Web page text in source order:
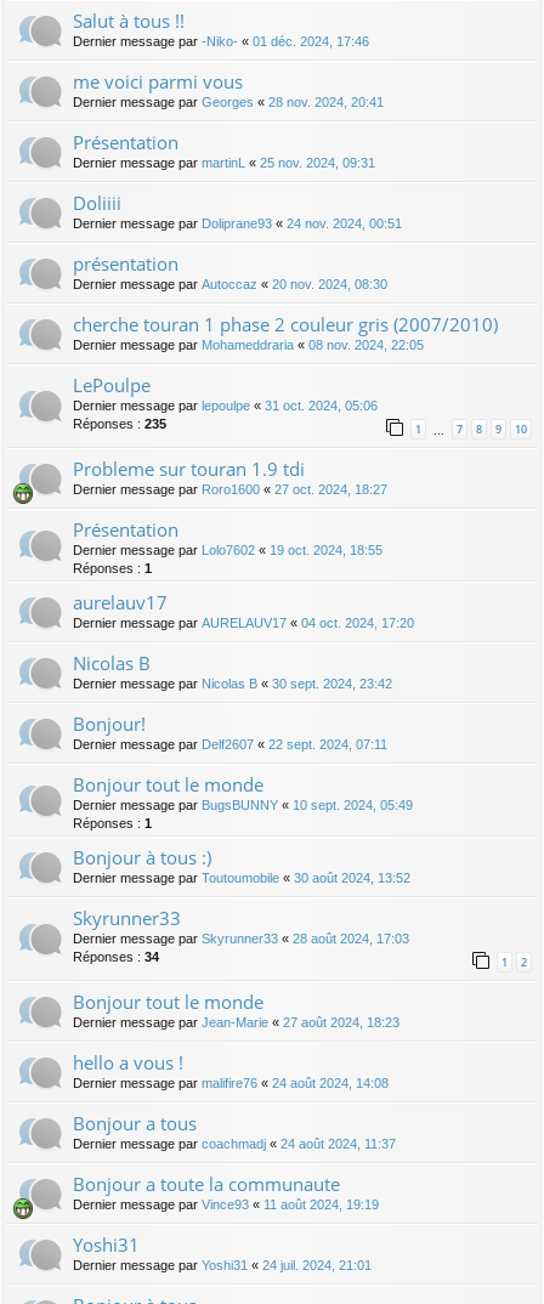
Salut à tous !!
Dernier message par -Niko- « 01 déc. 2024, 17:46
me voici parmi vous
Dernier message par Georges « 28 nov. 2024, 20:41
Présentation
Dernier message par martinL « 25 nov. 2024, 09:31
Doliiii
Dernier message par Doliprane93 « 24 nov. 2024, 00:51
présentation
Dernier message par Autoccaz « 20 nov. 2024, 08:30
cherche touran 1 phase 2 couleur gris (2007/2010)
Dernier message par Mohameddraria « 08 nov. 2024, 22:05
LePoulpe
Dernier message par lepoulpe « 31 oct. 2024, 05:06
Réponses : 235 1 7 8 9 10
Probleme sur touran 1.9 tdi
Dernier message par Roro1600 « 27 oct. 2024, 18:27
Présentation
Dernier message par Lolo7602 « 19 oct. 2024, 18:55
Réponses : 1
aurelauv17
Dernier message par AURELAUV17 « 04 oct. 2024, 17:20
Nicolas B
Dernier message par Nicolas B « 30 sept. 2024, 23:42
Bonjour!
Dernier message par Delf2607 « 22 sept. 2024, 07:11
Bonjour tout le monde
Dernier message par BugsBUNNY « 10 sept. 2024, 05:49
Réponses : 1
Bonjour à tous :)
Dernier message par Toutoumobile « 30 août 2024, 13:52
Skyrunner33
Dernier message par Skyrunner33 « 28 août 2024, 17:03
Réponses : 34 1 2
Bonjour tout le monde
Dernier message par Jean-Marie « 27 août 2024, 18:23
hello a vous !
Dernier message par malifire76 « 24 août 2024, 14:08
Bonjour a tous
Dernier message par coachmadj « 24 août 2024, 11:37
Bonjour a toute la communaute
Dernier message par Vince93 « 11 août 2024, 19:19
Yoshi31
Dernier message par Yoshi31 « 24 juil. 2024, 21:01